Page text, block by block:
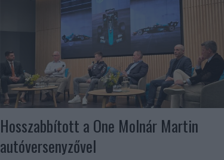
Hosszabbított a One Molnár Martin
autóversenyzővel